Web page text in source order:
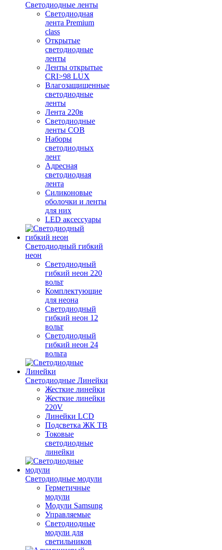
Светодиодные ленты
Светодиодная
лента Premium
class
Открытые
светодиодные
ленты
Ленты открытые
CRI>98 LUX
Влагозащищенные
светодиодные
ленты
Лента 220в
Светодиодные
ленты COB
Наборы
светодиодных
лент
Адресная
светодиодная
лента
Силиконовые
оболочки и ленты
для них
LED аксессуары
Светодиодный гибкий
неон
Светодиодный
гибкий неон 220
вольт
Комплектующие
для неона
Светодиодный
гибкий неон 12
вольт
Светодиодный
гибкий неон 24
вольта
Светодиодные Линейки
Жесткие линейки
Жесткие линейки
220V
Линейки LCD
Подсветка ЖК ТВ
Токовые
светодиодные
линейки
Светодиодные модули
Герметичные
модули
Модули Samsung
Управляемые
Светодиодные
модули для
светильников